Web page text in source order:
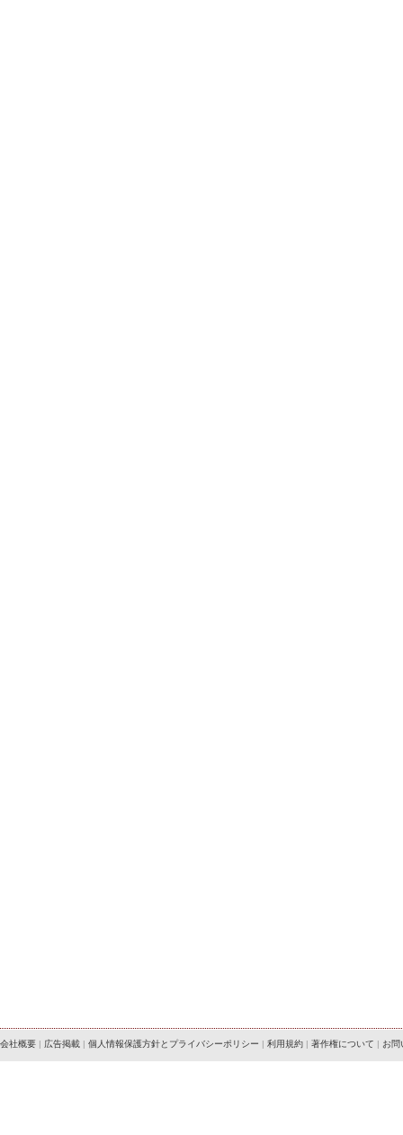
会社概要 | 広告掲載 | 個人情報保護方針とプライバシーポリシー | 利用規約 | 著作権について | お問